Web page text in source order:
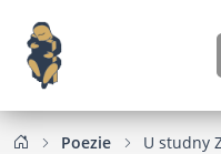
Poezie U studny